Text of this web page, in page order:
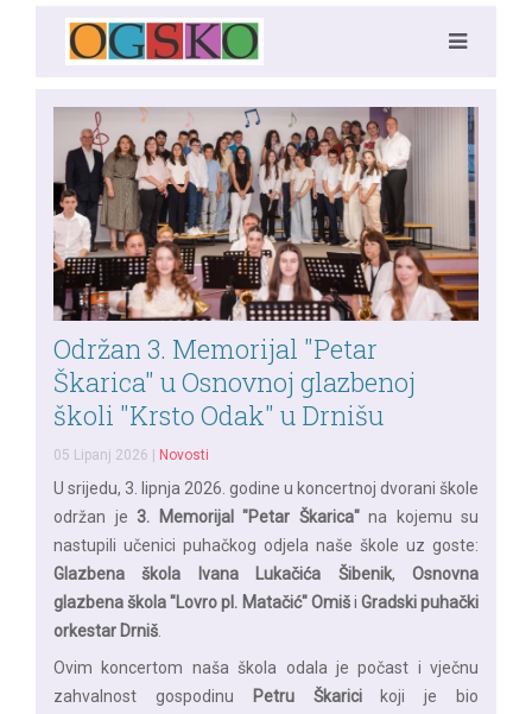
Održan 3. Memorijal "Petar
Škarica" u Osnovnoj glazbenoj
školi "Krsto Odak" u Drnišu
05 Lipanj 2026 Novosti
U srijedu, 3. lipnja 2026. godine u koncertnoj dvorani škole
održan je 3. Memorijal "Petar Škarica"na kojemu su
nastupili učenici puhačkog odjela naše škole uz goste:
Glazbena škola Ivana Lukačića Šibenik,Osnovna
glazbena škola "Lovro pl. Matačić" Omiši Gradski puhački
orkestar Drniš.
Ovim koncertom naša škola odala je počast i vječnu
zahvalnost gospodinu Petru Škaricikoji je bio